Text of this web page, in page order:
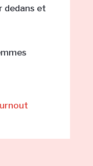
dedans et